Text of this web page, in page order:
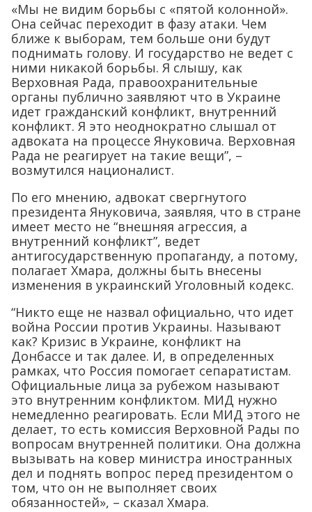
«Мы не видим борьбы с «пятой колонной».
Она сейчас переходит в фазу атаки. Чем
ближе к выборам, тем больше они будут
поднимать голову. И государство не ведет с
ними никакой борьбы. Я слышу, как
Верховная Рада, правоохранительные
органы публично заявляют что в Украине
идет гражданский конфликт, внутренний
конфликт. Я это неоднократно слышал от
адвоката на процессе Януковича. Верховная
Рада не реагирует на такие вещи”, –
возмутился националист.
По его мнению, адвокат свергнутого
президента Януковича, заявляя, что в стране
имеет место не “внешняя агрессия, а
внутренний конфликт”, ведет
антигосударственную пропаганду, а потому,
полагает Хмара, должны быть внесены
изменения в украинский Уголовный кодекс.
“Никто еще не назвал официально, что идет
война России против Украины. Называют
как? Кризис в Украине, конфликт на
Донбассе и так далее. И, в определенных
рамках, что Россия помогает сепаратистам.
Официальные лица за рубежом называют
это внутренним конфликтом. МИД нужно
немедленно реагировать. Если МИД этого не
делает, то есть комиссия Верховной Рады по
вопросам внутренней политики. Она должна
вызывать на ковер министра иностранных
дел и поднять вопрос перед президентом о
том, что он не выполняет своих
обязанностей», – сказал Хмара.